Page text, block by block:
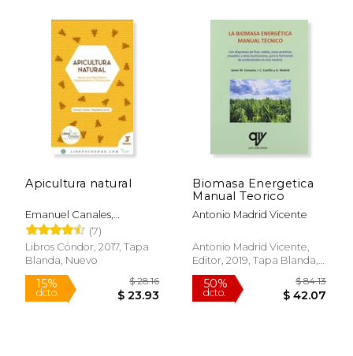
Apicultura natural
Emanuel Canales,
Magdalena Cortés
(7)
Libros Cóndor, 2017, Tapa
Blanda, Nuevo
Biomasa Energetica
Manual Teorico
Antonio Madrid Vicente
Antonio Madrid Vicente,
Editor, 2019, Tapa Blanda,
Nuevo